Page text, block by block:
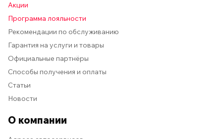
Акции
Программа лояльности
Рекомендации по обслуживанию
Гарантия на услуги и товары
Официальные партнёры
Способы получения и оплаты
Статьи
Новости
О компании